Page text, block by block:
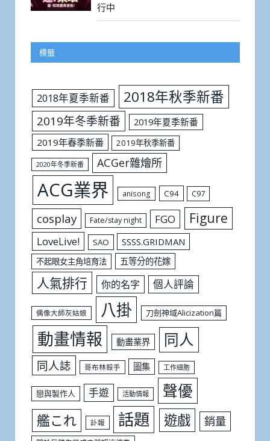
行中
標籤
2018年夏季新番 2018年秋季新番
2019年冬季新番
2019年夏季新番
2019年春季新番
2019年秋季新番
2020年冬季新番 ACGer雜燴所
ACG業界 anisong C94 C97
cosplay Fate/stay night FGO Figure
LoveLive! SAO SSSS.GRIDMAN
不起眼女主角培育法 五等分的花嫁
人氣排行 你的名字 個人評論
偶像大師灰姑娘 八掛 刀劍神域Alicization篇
動畫情報 動畫業界 同人
同人誌 哥布林殺手 圖集 工作細胞
戀與製作人 手遊 活動情報 聲優
艦これ 訃報 話題 遊戲 銷量